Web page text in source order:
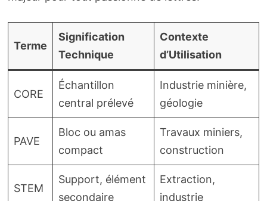
Terme
Signification
Technique
Contexte
d’Utilisation
CORE
Échantillon
central prélevé
Industrie minière,
géologie
PAVE
Bloc ou amas
compact
Travaux miniers,
construction
STEM
Support, élément
secondaire
Extraction,
industrie